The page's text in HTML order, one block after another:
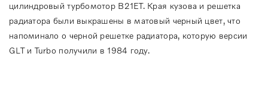
цилиндровый турбомотор B21ET. Края кузова и решетка
радиатора были выкрашены в матовый черный цвет, что
напоминало о черной решетке радиатора, которую версии
GLT и Turbo получили в 1984 году.